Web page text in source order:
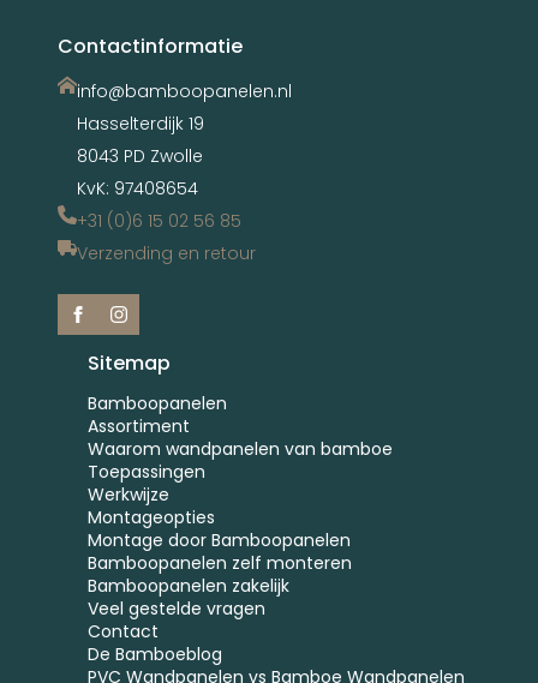
Contactinformatie
info@bamboopanelen.nl
Hasselterdijk 19
8043 PD Zwolle
KvK: 97408654
+31 (0)6 15 02 56 85
Verzending en retour
Sitemap
Bamboopanelen
Assortiment
Waarom wandpanelen van bamboe
Toepassingen
Werkwijze
Montageopties
Montage door Bamboopanelen
Bamboopanelen zelf monteren
Bamboopanelen zakelijk
Veel gestelde vragen
Contact
De Bamboeblog
PVC Wandpanelen vs Bamboe Wandpanelen